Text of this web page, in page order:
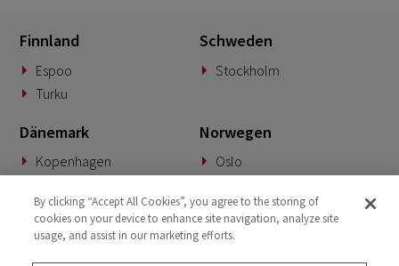
Finnland
Espoo
Turku
Schweden
Stockholm
Dänemark
Kopenhagen
Norwegen
Oslo
Deutschland
München
Slowakei
Banská Bystrica
By clicking “Accept All Cookies”, you agree to the storing of
cookies on your device to enhance site navigation, analyze site
usage, and assist in our marketing efforts.